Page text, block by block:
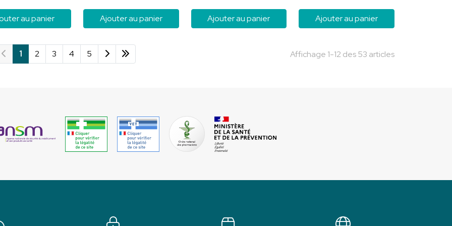
au panier Ajouter au panier Ajouter au panier Ajouter au panier
Affichage 1-12 des 53 articles
1 2 3 4 5